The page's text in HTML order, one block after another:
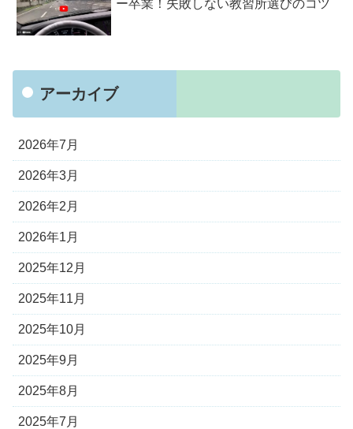
ー卒業！失敗しない教習所選びのコツ
アーカイブ
2026年7月
2026年3月
2026年2月
2026年1月
2025年12月
2025年11月
2025年10月
2025年9月
2025年8月
2025年7月